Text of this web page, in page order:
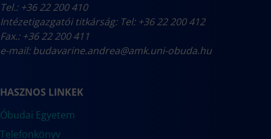
Tel.: +36 22 200 410
Intézetigazgatói titkárság: Tel: +36 22 200 412
Fax.: +36 22 200 411
e-mail:budavarine.andrea@amk.uni-obuda.hu
HASZNOS LINKEK
Óbudai Egyetem
Telefonkönyv